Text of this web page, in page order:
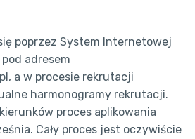
poprzez System Internetowej
adresem
a w procesie rekrutacji
harmonogramy rekrutacji.
proces aplikowania
Cały proces jest oczywiście